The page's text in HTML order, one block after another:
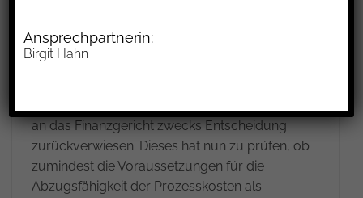
Instanz so entschieden.
Mit Urteil vom 18.10.2023 hat der BFH die
an das Finanzgericht zwecks Entscheidung
zurückverwiesen. Dieses hat nun zu prüfen, ob
zumindest die Voraussetzungen für die
Abzugsfähigkeit der Prozesskosten als
Ansprechpartnerin:
Birgit Hahn